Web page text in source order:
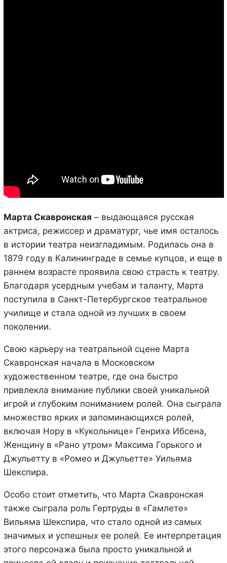
Марта Скавронская – выдающаяся русская
актриса, режиссер и драматург, чье имя осталось
в истории театра неизгладимым. Родилась она в
1879 году в Калининграде в семье купцов, и еще в
раннем возрасте проявила свою страсть к театру.
Благодаря усердным учебам и таланту, Марта
поступила в Санкт-Петербургское театральное
училище и стала одной из лучших в своем
поколении.
Свою карьеру на театральной сцене Марта
Скавронская начала в Московском
художественном театре, где она быстро
привлекла внимание публики своей уникальной
игрой и глубоким пониманием ролей. Она сыграла
множество ярких и запоминающихся ролей,
включая Нору в «Кукольнице» Генриха Ибсена,
Женщину в «Рано утром» Максима Горького и
Джульетту в «Ромео и Джульетте» Уильяма
Шекспира.
Особо стоит отметить, что Марта Скавронская
также сыграла роль Гертруды в «Гамлете»
Вильяма Шекспира, что стало одной из самых
значимых и успешных ее ролей. Ее интерпретация
этого персонажа была просто уникальной и